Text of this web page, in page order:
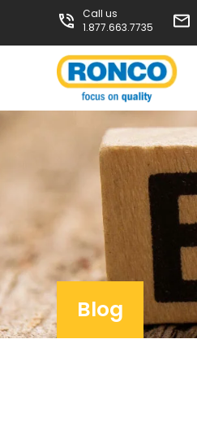
Call us
1.877.663.7735
Blog